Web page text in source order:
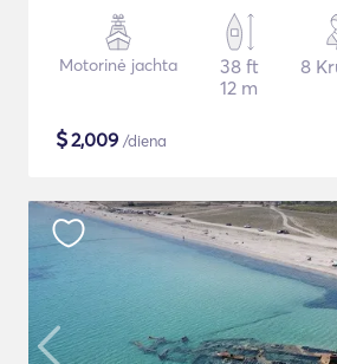
Motorinė jachta
38 ft
12 m
8
$2,009 /diena